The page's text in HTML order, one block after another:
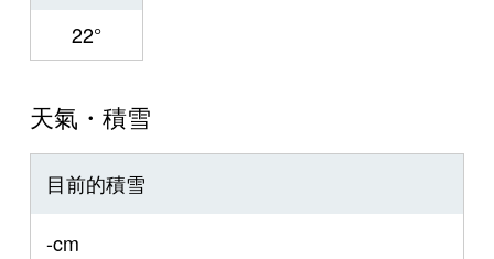
22°
天氣・積雪
目前的積雪
-cm